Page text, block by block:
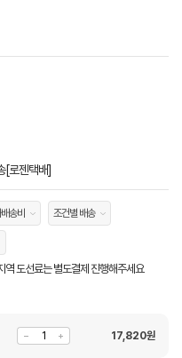
[로젠택배]
송비 조건별 배송
역 도선료는 별도결제 진행해주세요
17,820원